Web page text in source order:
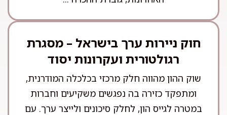
חוק ניירות ערך בישראל – מסגרת
רגולטורית ועקרונות יסוד
שוק ההון מהווה חלק מרכזי בכלכלה המודרנית,
ומתפקד כזירה בה נפגשים משקיעים וחברות
במטרה לגייס הון, לחלק סיכונים ולייצר ערך. עם